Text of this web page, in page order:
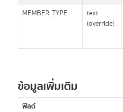
MEMBER_TYPE
text
(override)
ข้อมูลเพิ่มเติม
ฟิลด์